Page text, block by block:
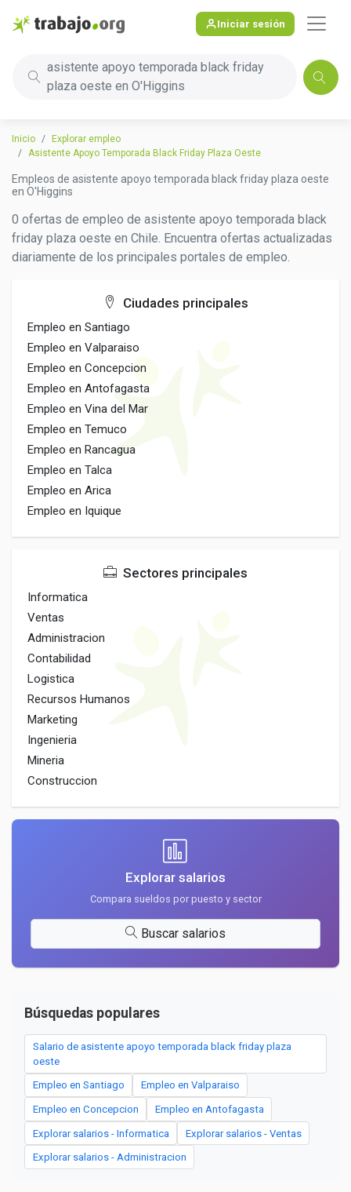
Iniciar sesión
asistente apoyo temporada black friday
plaza oeste en O'Higgins
Inicio
Explorar empleo
Asistente Apoyo Temporada Black Friday Plaza Oeste
Empleos de asistente apoyo temporada black friday plaza oeste
en O'Higgins
0 ofertas de empleo de asistente apoyo temporada black
friday plaza oeste en Chile. Encuentra ofertas actualizadas
diariamente de los principales portales de empleo.
Ciudades principales
Empleo en Santiago
Empleo en Valparaiso
Empleo en Concepcion
Empleo en Antofagasta
Empleo en Vina del Mar
Empleo en Temuco
Empleo en Rancagua
Empleo en Talca
Empleo en Arica
Empleo en Iquique
Sectores principales
Informatica
Ventas
Administracion
Contabilidad
Logistica
Recursos Humanos
Marketing
Ingenieria
Mineria
Construccion
Explorar salarios
Compara sueldos por puesto y sector
Buscar salarios
Búsquedas populares
Salario de asistente apoyo temporada black friday plaza
oeste
Empleo en Santiago Empleo en Valparaiso
Empleo en Concepcion Empleo en Antofagasta
Explorar salarios - Informatica Explorar salarios - Ventas
Explorar salarios - Administracion